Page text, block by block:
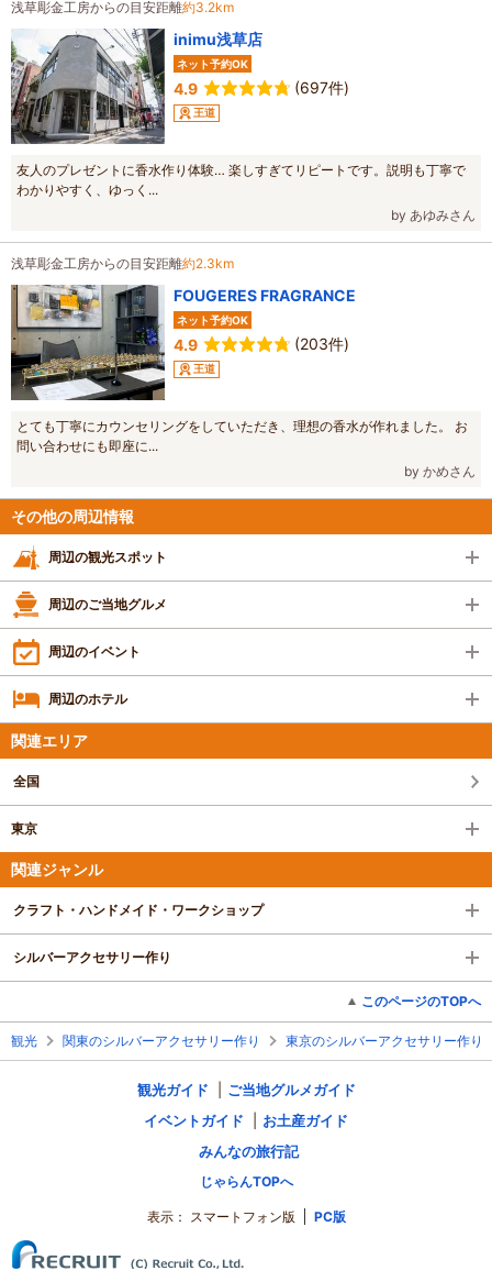
浅草彫金工房からの目安距離約3.2km
inimu浅草店
ネット予約OK
4.9 (697件)
王道
友人のプレゼントに香水作り体験… 楽しすぎてリピートです。説明も丁寧で
わかりやすく、ゆっく...
by あゆみさん
浅草彫金工房からの目安距離約2.3km
FOUGERES FRAGRANCE
ネット予約OK
4.9 (203件)
王道
とても丁寧にカウンセリングをしていただき、理想の香水が作れました。 お
問い合わせにも即座に...
by かめさん
その他の周辺情報
周辺の観光スポット
周辺のご当地グルメ
周辺のイベント
周辺のホテル
関連エリア
全国
東京
関連ジャンル
クラフト・ハンドメイド・ワークショップ
シルバーアクセサリー作り
このページのTOPへ
観光 関東のシルバーアクセサリー作り 東京のシルバーアクセサリー作り
観光ガイド
ご当地グルメガイド
イベントガイド
お土産ガイド
みんなの旅行記
じゃらんTOPへ
表示： スマートフォン版 PC版